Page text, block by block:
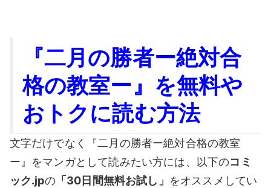
『二月の勝者ー絶対合
格の教室ー』を無料や
おトクに読む方法
文字だけでなく『二月の勝者ー絶対合格の教室
ー』をマンガとして読みたい方には、以下のコミ
ック.jpの「30日間無料お試し」 をオススメしてい